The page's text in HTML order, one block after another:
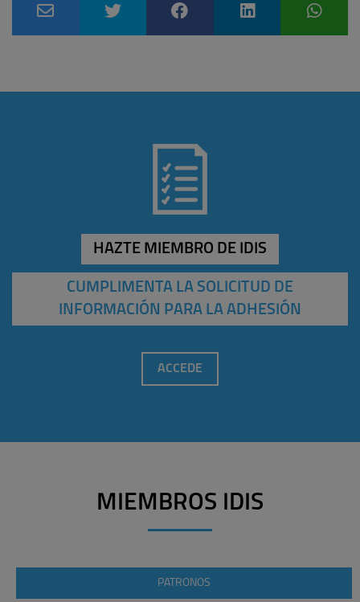
HAZTE MIEMBRO DE IDIS
CUMPLIMENTA LA SOLICITUD DE
INFORMACIÓN PARA LA ADHESIÓN
ACCEDE
MIEMBROS IDIS
PATRONOS